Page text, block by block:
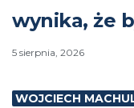
wynika, że
5 sierpnia, 2026
WOJCIECH